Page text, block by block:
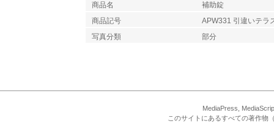
商品名
補助錠
商品記号
APW331 引違いテラ
写真分類
部分
MediaPress,
このサイトにあるすべての著作物